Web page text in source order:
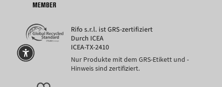
Rifo s.r.l. ist GRS-zertifiziert
Durch ICEA
ICEA-TX-2410
Nur Produkte mit dem GRS-Etikett und -
Hinweis sind zertifiziert.